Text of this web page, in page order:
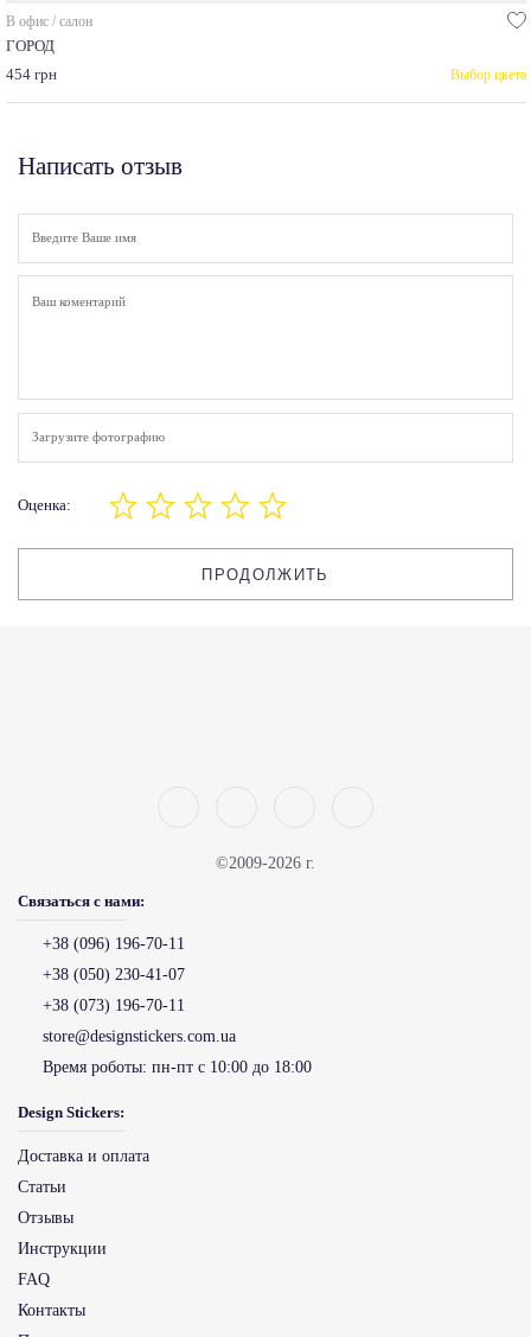
В офис / салон
ГОРОД
454 грн
Выбор цвета
Написать отзыв
Загрузите фотографию
Оценка:
ПРОДОЛЖИТЬ
©2009-2026 г.
Связаться с нами:
+38 (096) 196-70-11
+38 (050) 230-41-07
+38 (073) 196-70-11
store@designstickers.com.ua
Время роботы: пн-пт с 10:00 до 18:00
Design Stickers:
Доставка и оплата
Статьи
Отзывы
Инструкции
FAQ
Контакты